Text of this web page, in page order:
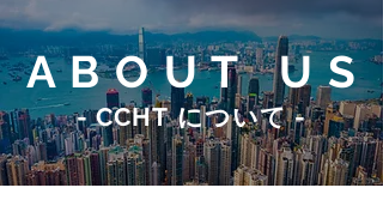
A B O U T U S
- CCHT について -